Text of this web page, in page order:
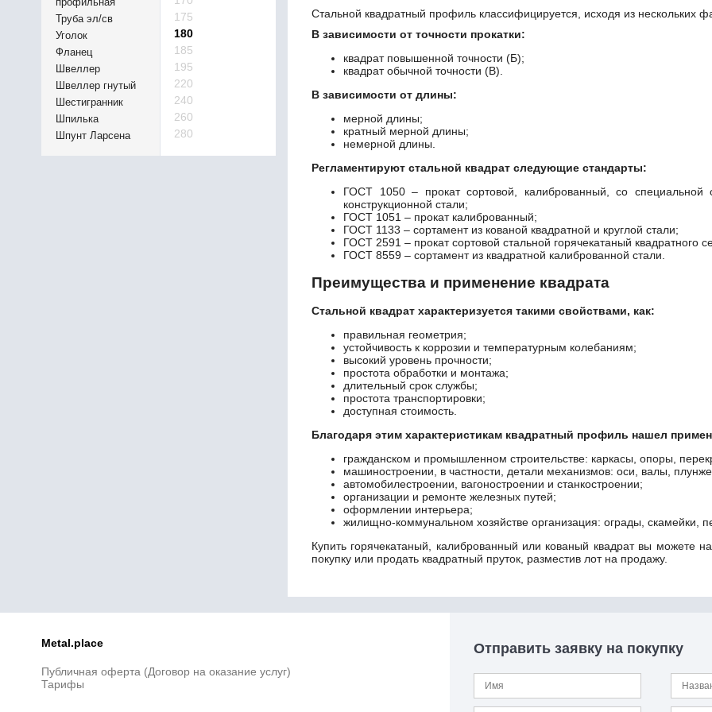
Труба эл/св
Уголок
Фланец
Швеллер
Швеллер гнутый
Шестигранник
Шпилька
Шпунт Ларсена
175
180
185
195
220
240
260
280
Стальной квадратный профиль классифицируется, исходя из нескольких
В зависимости от точности прокатки:
квадрат повышенной точности (Б);
квадрат обычной точности (В).
В зависимости от длины:
мерной длины;
кратный мерной длины;
немерной длины.
Регламентируют стальной квадрат следующие стандарты:
ГОСТ 1050– прокат сортовой, калиброванный, со специальной
конструкционной стали;
ГОСТ 1051 – прокат калиброванный;
ГОСТ 1133 – сортамент из кованой квадратной и круглой стали;
ГОСТ 2591 – прокат сортовой стальной горячекатаный квадратного
ГОСТ 8559 – сортамент из квадратной калиброванной стали.
Преимущества и применение квадрата
Стальной квадрат характеризуется такими свойствами, как:
правильная геометрия;
устойчивость к коррозии и температурным колебаниям;
высокий уровень прочности;
простота обработки и монтажа;
длительный срок службы;
простота транспортировки;
доступная стоимость.
Благодаря этим характеристикам квадратный профиль нашел
гражданском и промышленном строительстве: каркасы, опоры,
машиностроении, в частности, детали механизмов: оси, валы,
автомобилестроении, вагоностроении и станкостроении;
организации и ремонте железных путей;
оформлении интерьера;
жилищно-коммунальном хозяйстве организация: ограды, скамейки,
Купить горячекатаный, калиброванный или кованый квадрат вы можете
покупку или продать квадратный пруток, разместив лот на продажу.
Metal.place
Публичная оферта (Договор на оказание услуг)
Тарифы
Отправить заявку на покупку